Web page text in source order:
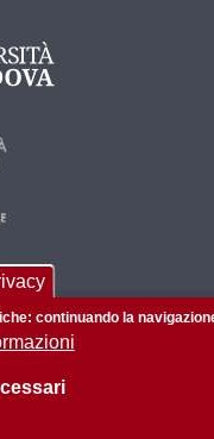
diritti riservati
| Privacy policy
continuando la